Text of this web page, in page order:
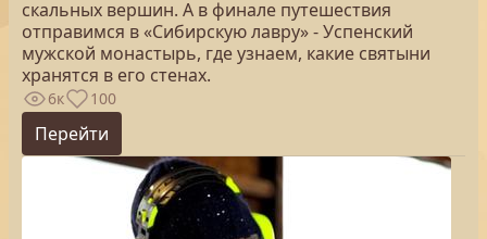
скальных вершин. А в финале путешествия
отправимся в «Сибирскую лавру» - Успенский
мужской монастырь, где узнаем, какие святыни
хранятся в его стенах.
6к 100
Перейти